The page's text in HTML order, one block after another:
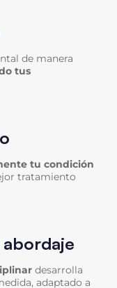
de manera
tus
tu condición
tratamiento
desarrolla
adaptado a